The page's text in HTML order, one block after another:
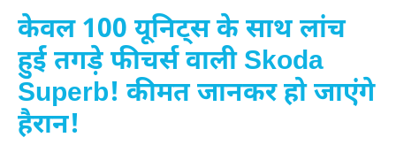
केवल 100 यूनिट्स के साथ लांच
हुई तगड़े फीचर्स वाली Skoda
Superb! कीमत जानकर हो जाएंगे
हैरान!